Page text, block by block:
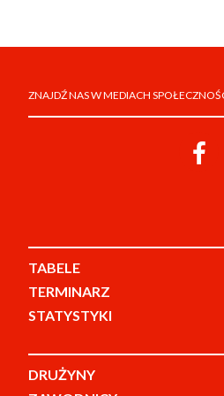
ZNAJDŹ NAS W MEDIACH
TABELE
TERMINARZ
STATYSTYKI
DRUŻYNY